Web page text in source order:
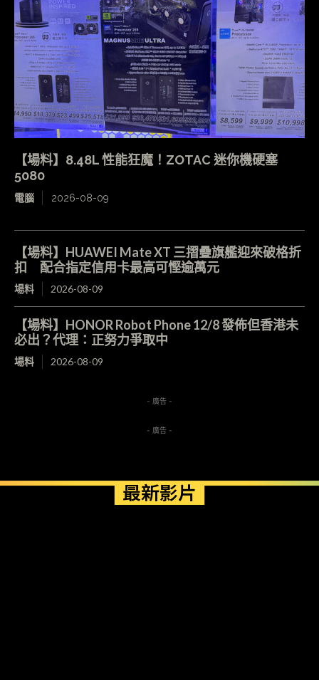
【場料】8.48L 性能狂魔！ZOTAC 迷你機硬塞
5080
電腦 2026-08-09
【場料】HUAWEI Mate XT 三摺疊旗艦迎來破格折
扣 配合指定信用卡最高可慳逾萬元
場料 2026-08-09
【場料】HONOR Robot Phone 12/8 發佈但香港未
必出？代理：正努力爭取中
場料 2026-08-09
- 廣告 -
- 廣告 -
最新影片